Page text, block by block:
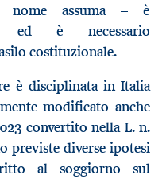
nome assuma – è
ed è necessario
costituzionale.
è disciplinata in Italia
modificato anche
convertito nella L. n.
previste diverse ipotesi
al soggiorno sul